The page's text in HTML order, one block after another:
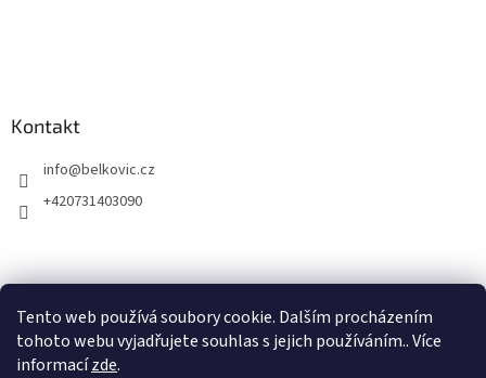
Tento web používá soubory cookie. Dalším procházením
tohoto webu vyjadřujete souhlas s jejich používáním.. Více
informacízde.
Kontakt
info@belkovic.cz
+420731403090